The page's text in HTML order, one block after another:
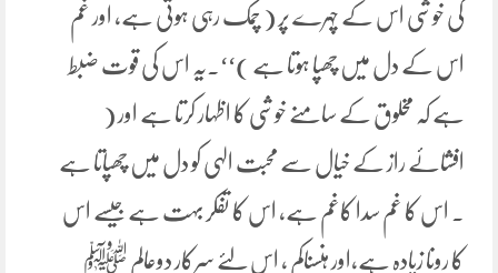
کی خوشی اس کے چہرے پر ( چمک رہی ہوتی ہے، اور غم
اس کے دل میں چھپا ہوتا ہے )‘‘۔یہ اس کی قوت ضبط
ہے کہ مخلوق کے سامنے خوشی کا اظہار کرتا ہے اور (
افشائے راز کے خیال سے محبت الہی کو دل میں چھپاتا ہے
۔ اس کا غم سدا کاغم ہے، اس کا تفکر بہت ہے جیسے اس
کا رونا زیادہ ہے،اور ہنسناکم ، اس لئے سرکار دوعالم ﷺ